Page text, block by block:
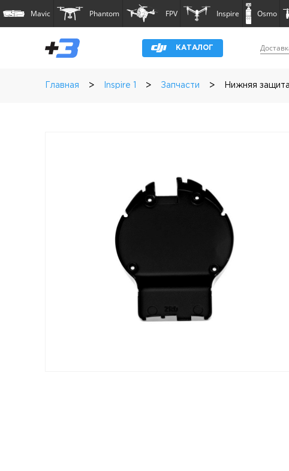
Mavic Phantom FPV Inspire Osmo
КАТАЛОГ
Главная > Inspire 1 > Запчасти > Нижняя